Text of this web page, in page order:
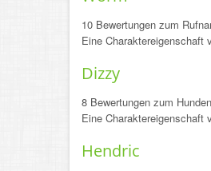
10 Bewertungen zum
Eine Charaktereigenschaft
Dizzy
8 Bewertungen zum
Eine
Hendric